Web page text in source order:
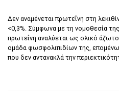
Δεν αναμένεται πρωτεΐνη στη
<0,3%. Σύμφωνα με τη νομοθεσία
πρωτεΐνη αναλύεται ως ολικό
ομάδα φωσφολιπιδίων της,
που δεν αντανακλά την